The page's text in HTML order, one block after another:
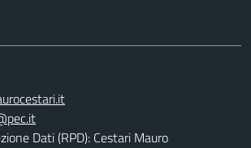
Dati (RPD): Cestari Mauro